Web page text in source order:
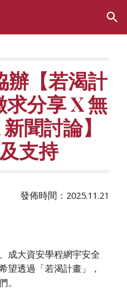
Skip to navigation
辦【若渴計
求分享 X無
聞討論】
支持
發佈時間：2025.1 1.21
成大資安學程網宇安全
望透過「若渴計畫」，
。